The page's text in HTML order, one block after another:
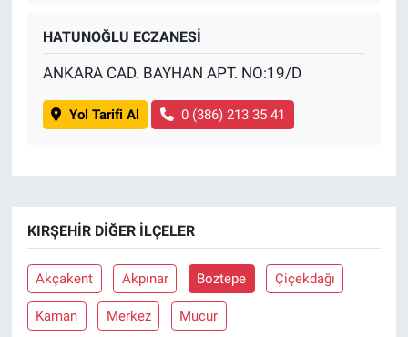
HATUNOĞLU ECZANESİ
ANKARA CAD. BAYHAN APT. NO:19/D
Yol Tarifi Al 0 (386) 213 35 41
KIRŞEHIR DIĞER İLÇELER
Akçakent Akpınar Boztepe Çiçekdağı
Kaman Merkez Mucur